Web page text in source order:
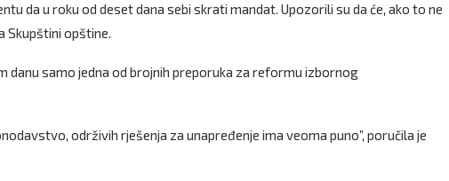
da u roku od deset dana sebi skrati mandat. Upozorili su da će, ako to ne
Skupštini opštine.
danu samo jedna od brojnih preporuka za reformu izbornog
održivih rješenja za unapređenje ima veoma puno”, poručila je